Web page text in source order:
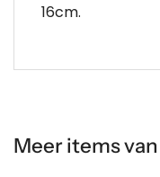
16cm.
Meer items van